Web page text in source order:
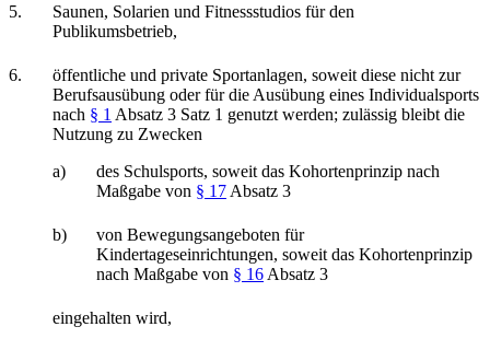
5.
Saunen, Solarien und Fitnessstudios für den
Publikumsbetrieb,
6.
öffentliche und private Sportanlagen, soweit diese nicht zur
Berufsausübung oder für die Ausübung eines Individualsports
nach § 1 Absatz 3 Satz 1 genutzt werden; zulässig bleibt die
Nutzung zu Zwecken
a)
des Schulsports, soweit das Kohortenprinzip nach
Maßgabe von § 17 Absatz 3
b)
von Bewegungsangeboten für
Kindertageseinrichtungen, soweit das Kohortenprinzip
nach Maßgabe von § 16 Absatz 3
eingehalten wird,